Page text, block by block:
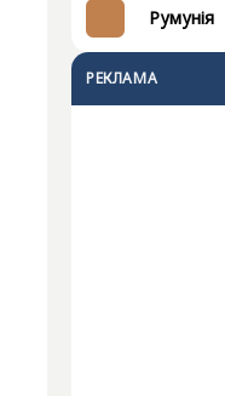
Румунія
РЕКЛАМА